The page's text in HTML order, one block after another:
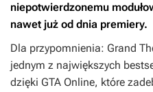
niepotwierdzonemu
nawet już od dnia premiery.
Dla przypomnienia: Grand
jednym z największych
dzięki GTA Online, które